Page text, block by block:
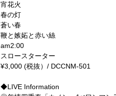
宵花火
春の灯
蒼い春
鞭と嫉妬と赤い絲
am2:00
スロースターター
¥3,000 (税抜）/ DCCNM-501
◆LIVE Information